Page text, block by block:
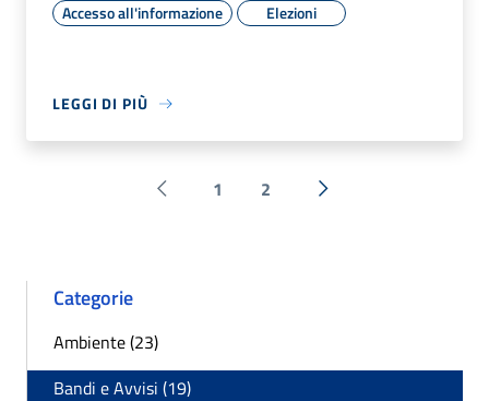
Accesso all'informazione Elezioni
LEGGI DI PIÙ
Pagina precedente
1 2 Successiva »
Categorie
Ambiente (23)
Bandi e Avvisi (19)